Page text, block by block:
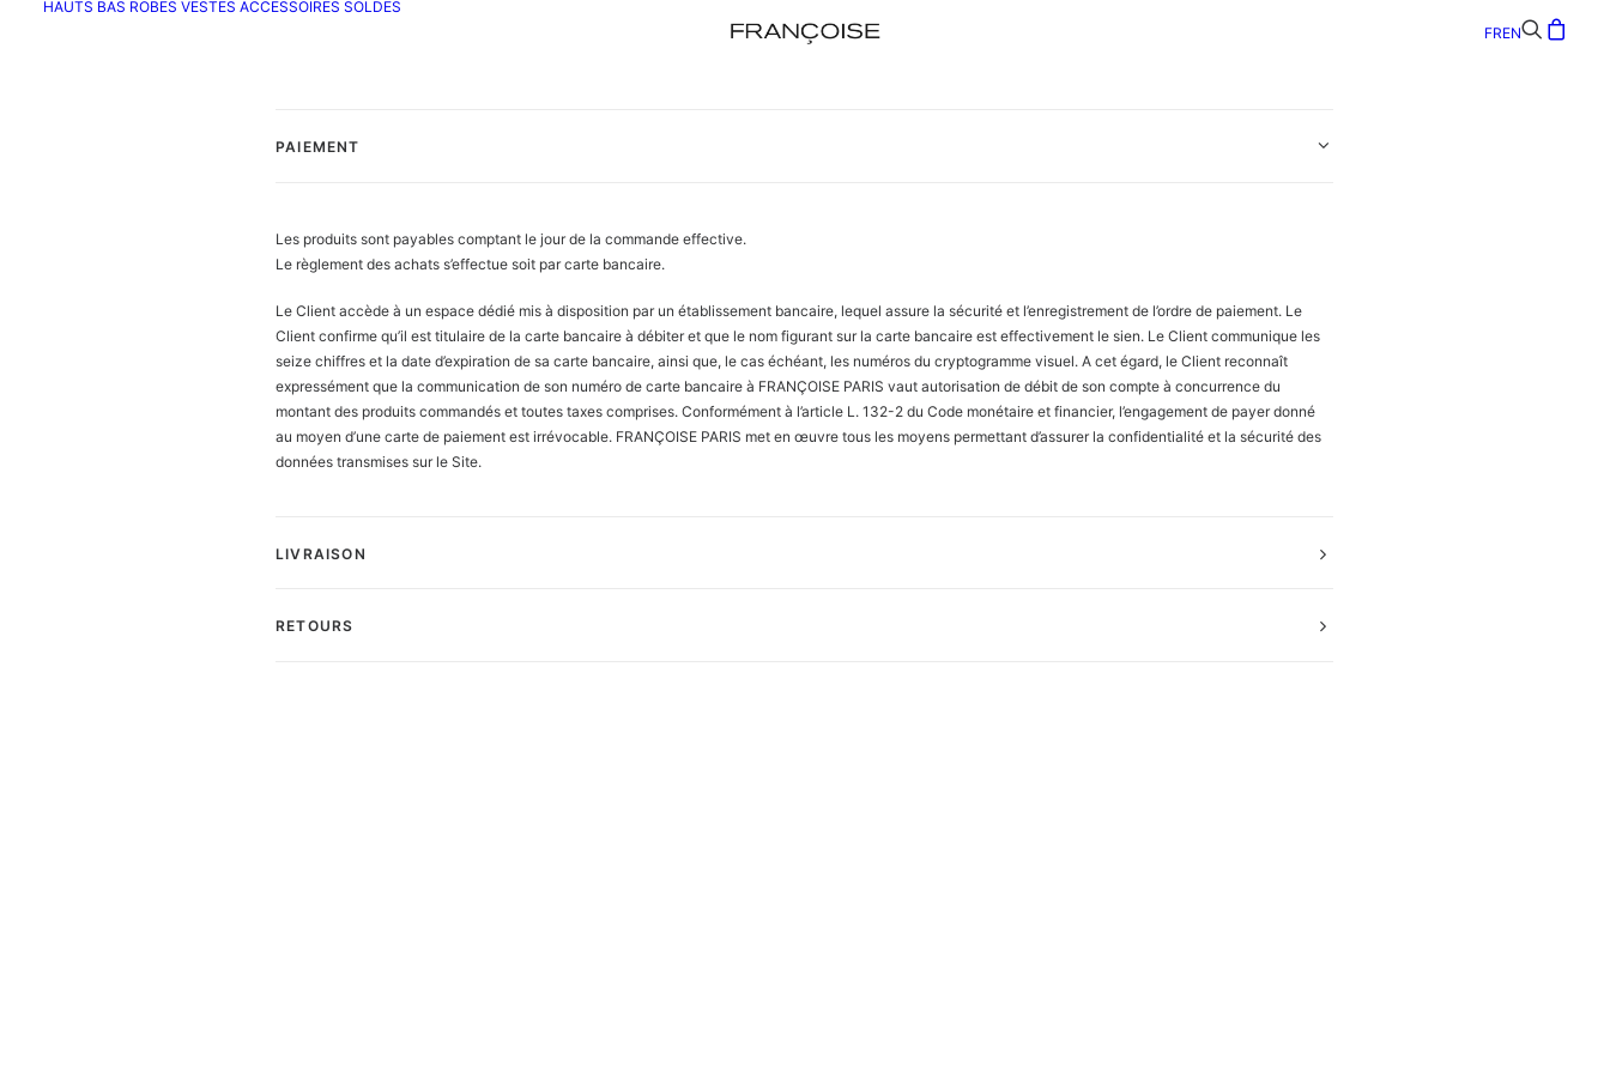
HAUTS BAS ROBES VESTES ACCESSOIRES SOLDES
FREN
PAIEMENT
Les produits sont payables comptant le jour de la commande effective.
Le règlement des achats s’effectue soit par carte bancaire.
Le Client accède à un espace dédié mis à disposition par un établissement bancaire, lequel assure la sécurité et l’enregistrement de l’ordre de paiement. Le
Client confirme qu’il est titulaire de la carte bancaire à débiter et que le nom figurant sur la carte bancaire est effectivement le sien. Le Client communique les
seize chiffres et la date d’expiration de sa carte bancaire, ainsi que, le cas échéant, les numéros du cryptogramme visuel. A cet égard, le Client reconnaît
expressément que la communication de son numéro de carte bancaire à FRANÇOISE PARIS vaut autorisation de débit de son compte à concurrence du
montant des produits commandés et toutes taxes comprises. Conformément à l’article L. 132-2 du Code monétaire et financier, l’engagement de payer donné
au moyen d’une carte de paiement est irrévocable. FRANÇOISE PARIS met en œuvre tous les moyens permettant d’assurer la confidentialité et la sécurité des
données transmises sur le Site.
LIVRAISON
RETOURS